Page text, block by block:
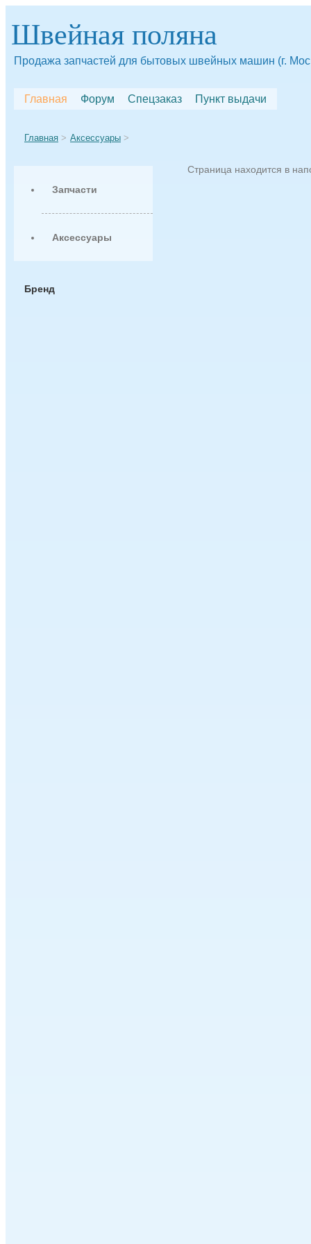
Швейная поляна
Продажа запчастей для бытовых швейных машин (г.
Главная Форум Спецзаказ Пункт выдачи
Главная Аксессуары
Запчасти
Аксессуары
Бренд
Страница находится в